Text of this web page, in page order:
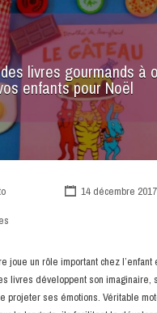
livres gourmands à
enfants pour Noël
14 décembre 2017
joue un rôle important chez l’enfant
livres développent son imaginaire,
projeter ses émotions. Véritable